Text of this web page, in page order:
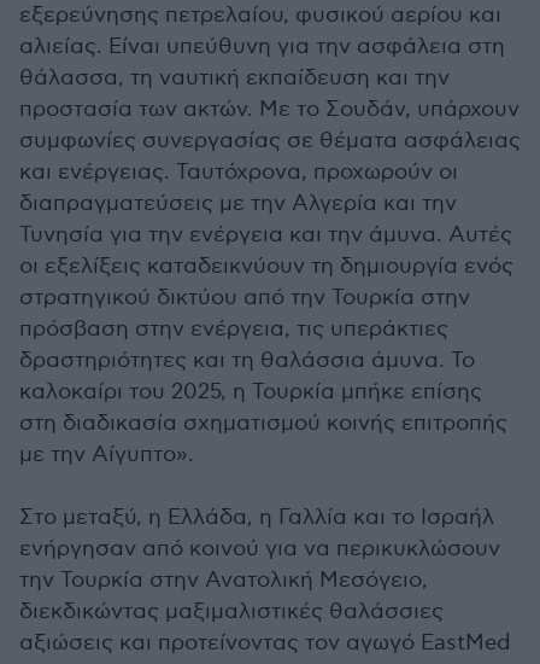
εξερεύνησης πετρελαίου, φυσικού αερίου και
αλιείας. Είναι υπεύθυνη για την ασφάλεια στη
θάλασσα, τη ναυτική εκπαίδευση και την
προστασία των ακτών. Με το Σουδάν, υπάρχουν
συμφωνίες συνεργασίας σε θέματα ασφάλειας
και ενέργειας. Ταυτόχρονα, προχωρούν οι
διαπραγματεύσεις με την Αλγερία και την
Τυνησία για την ενέργεια και την άμυνα. Αυτές
οι εξελίξεις καταδεικνύουν τη δημιουργία ενός
στρατηγικού δικτύου από την Τουρκία στην
πρόσβαση στην ενέργεια, τις υπεράκτιες
δραστηριότητες και τη θαλάσσια άμυνα. Το
καλοκαίρι του 2025, η Τουρκία μπήκε επίσης
στη διαδικασία σχηματισμού κοινής επιτροπής
με την Αίγυπτο».
Στο μεταξύ, η Ελλάδα, η Γαλλία και το Ισραήλ
ενήργησαν από κοινού για να περικυκλώσουν
την Τουρκία στην Ανατολική Μεσόγειο,
διεκδικώντας μαξιμαλιστικές θαλάσσιες
αξιώσεις και προτείνοντας τον αγωγό EastMed